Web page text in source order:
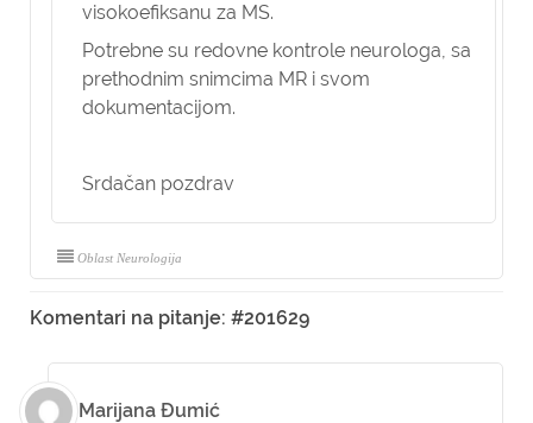
visokoefiksanu za MS.
Potrebne su redovne kontrole neurologa, sa
prethodnim snimcima MR i svom
dokumentacijom.
Srdačan pozdrav
Oblast Neurologija
Komentari na pitanje: #201629
Marijana Đumić